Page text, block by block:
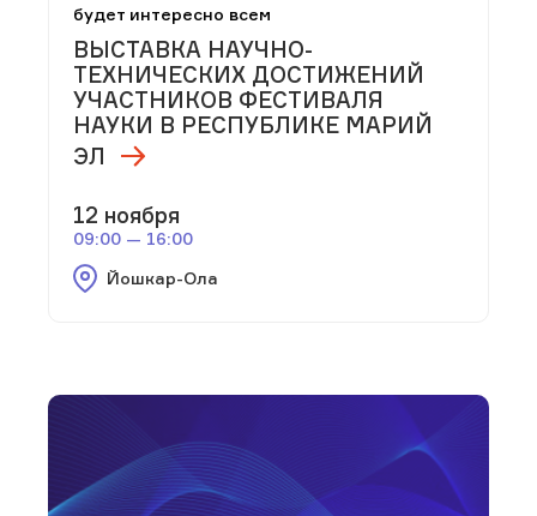
будет интересно всем
ВЫСТАВКА НАУЧНО-
ТЕХНИЧЕСКИХ ДОСТИЖЕНИЙ
УЧАСТНИКОВ ФЕСТИВАЛЯ
НАУКИ В РЕСПУБЛИКЕ МАРИЙ
ЭЛ
12 ноября
09:00 — 16:00
Йошкар-Ола